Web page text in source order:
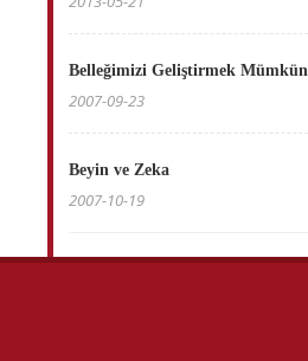
Belleğimizi Geliştirmek
2007-09-23
Beyin ve Zeka
2007-10-19